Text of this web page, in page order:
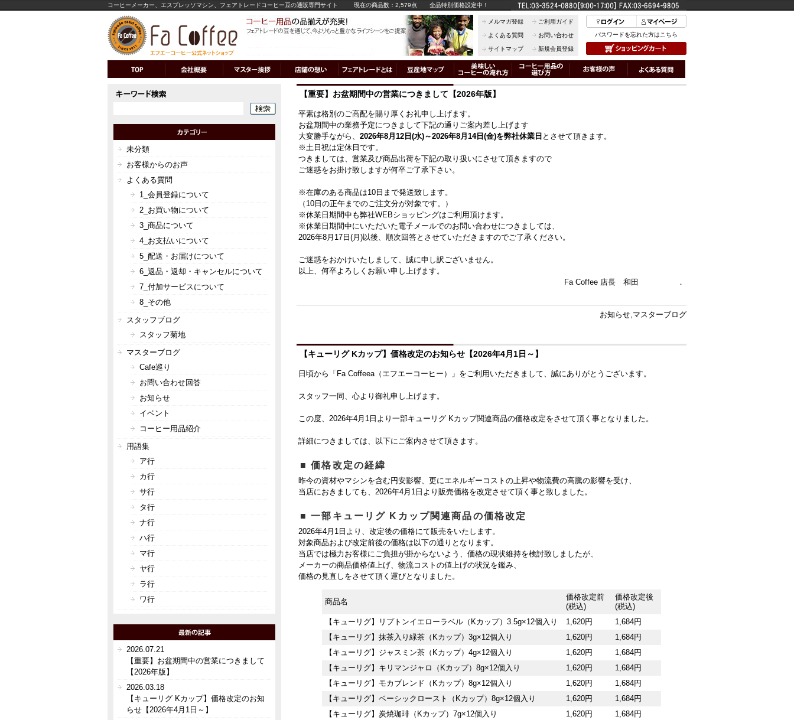
コーヒーメーカー、エスプレッソマシン、フェアトレードコーヒー豆の通販専門サイト 現在の商品数：2,579点 全品特別価格設定中！
メルマガ登録 ご利用ガイド
よくある質問 お問い合わせ
サイトマップ 新規会員登録
パスワードを忘れた方はこちら
【重要】お盆期間中の営業につきまして【2026年版】
平素は格別のご高配を賜り厚くお礼申し上げます。
お盆期間中の業務予定につきまして下記の通りご案内差し上げます
大変勝手ながら、 2026年8月12日(水)～2026年8月14日(金)を弊社休業日 とさせて頂きます。
※土日祝は定休日です。
つきましては、営業及び商品出荷を下記の取り扱いにさせて頂きますので
ご迷惑をお掛け致しますが何卒ご了承下さい。
※在庫のある商品は10日まで発送致します。
（10日の正午までのご注文分が対象です。）
※休業日期間中も弊社WEBショッピングはご利用頂けます。
※休業日期間中にいただいた電子メールでのお問い合わせにつきましては、
2026年8月17日(月)以後、順次回答とさせていただきますのでご了承ください。
ご迷惑をおかけいたしまして、誠に申し訳ございません。
以上、何卒よろしくお願い申し上げます。
Fa Coffee 店長 和田 ．
お知らせ,マスターブログ
【キューリグ Kカップ】価格改定のお知らせ【2026年4月1日～】
日頃から「Fa Coffeea（エフエーコーヒー）」をご利用いただきまして、誠にありがとうございます。
スタッフ一同、心より御礼申し上げます。
この度、2026年4月1日より一部キューリグ Kカップ関連商品の価格改定をさせて頂く事となりました。
詳細につきましては、以下にご案内させて頂きます。
■ 価格改定の経緯
昨今の資材やマシンを含む円安影響、更にエネルギーコストの上昇や物流費の高騰の影響を受け、
当店におきましても、2026年4月1日より販売価格を改定させて頂く事と致しました。
■ 一部キューリグ Kカップ関連商品の価格改定
2026年4月1日より、改定後の価格にて販売をいたします。
対象商品および改定前後の価格は以下の通りとなります。
当店では極力お客様にご負担が掛からないよう、価格の現状維持を検討致しましたが、
メーカーの商品価格値上げ、物流コストの値上げの状況を鑑み、
価格の見直しをさせて頂く運びとなりました。
商品名
価格改定前
(税込)
価格改定後
(税込)
【キューリグ】リプトンイエローラベル（Kカップ）3.5g×12個入り
1,620円
1,684円
【キューリグ】抹茶入り緑茶（Kカップ）3g×12個入り
1,620円
1,684円
【キューリグ】ジャスミン茶（Kカップ）4g×12個入り
1,620円
1,684円
【キューリグ】キリマンジャロ（Kカップ）8g×12個入り
1,620円
1,684円
【キューリグ】モカブレンド（Kカップ）8g×12個入り
1,620円
1,684円
【キューリグ】ベーシックロースト（Kカップ）8g×12個入り
1,620円
1,684円
【キューリグ】炭焼珈琲（Kカップ）7g×12個入り
1,620円
1,684円
未分類
お客様からのお声
よくある質問
1_会員登録について
2_お買い物について
3_商品について
4_お支払いについて
5_配送・お届けについて
6_返品・返却・キャンセルについて
7_付加サービスについて
8_その他
スタッフブログ
スタッフ菊地
マスターブログ
Cafe巡り
お問い合わせ回答
お知らせ
イベント
コーヒー用品紹介
用語集
ア行
カ行
サ行
タ行
ナ行
ハ行
マ行
ヤ行
ラ行
ワ行
2026.07.21
【重要】お盆期間中の営業につきまして
【2026年版】
2026.03.18
【キューリグ Kカップ】価格改定のお知
らせ【2026年4月1日～】